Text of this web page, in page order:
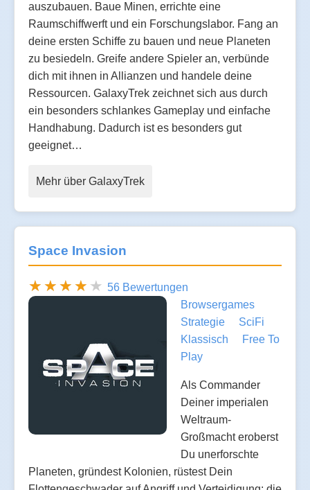
auszubauen. Baue Minen, errichte eine
Raumschiffwerft und ein Forschungslabor. Fang an
deine ersten Schiffe zu bauen und neue Planeten
zu besiedeln. Greife andere Spieler an, verbünde
dich mit ihnen in Allianzen und handele deine
Ressourcen. GalaxyTrek zeichnet sich aus durch
ein besonders schlankes Gameplay und einfache
Handhabung. Dadurch ist es besonders gut
geeignet…
Mehr über GalaxyTrek
Space Invasion
56 Bewertungen
Browsergames
Strategie
SciFi
Klassisch
Free To
Play
Als Commander
Deiner imperialen
Weltraum-
Großmacht eroberst
Du unerforschte
Planeten, gründest Kolonien, rüstest Dein